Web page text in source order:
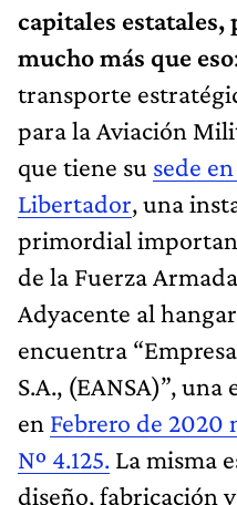
capitales estatales,
mucho más que eso
transporte
para la Aviación
que tiene su sede
Libertador, una
primordial
de la Fuerza
Adyacente al
encuentra
S.A., (EANSA)”,
en Febrero de 2020
Nº 4.125. La misma
diseño, fabricación